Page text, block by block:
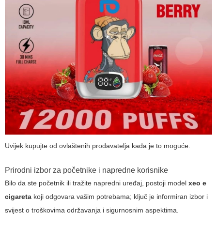
Uvijek kupujte od ovlaštenih prodavatelja kada je to moguće.
Prirodni izbor za početnike i napredne korisnike
Bilo da ste početnik ili tražite napredni uređaj, postoji model xeo e
cigareta koji odgovara vašim potrebama; ključ je informiran izbor i
svijest o troškovima održavanja i sigurnosnim aspektima.